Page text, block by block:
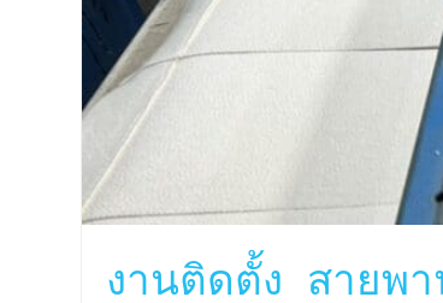
งานติดตั้ง สายพา